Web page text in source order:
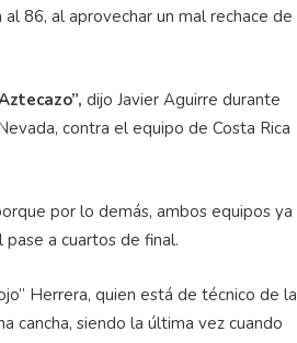
86, al aprovechar un mal rechace de
dijo Javier Aguirre durante
contra el equipo de Costa Rica
por lo demás, ambos equipos ya
a cuartos de final.
Herrera, quien está de técnico de la
cancha, siendo la última vez cuando